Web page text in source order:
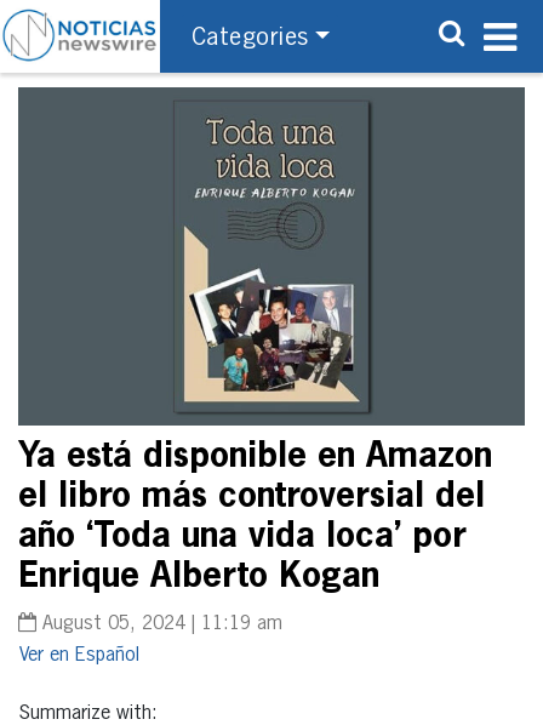
Categories
Ya está disponible en Amazon
el libro más controversial del
año ‘Toda una vida loca’ por
Enrique Alberto Kogan
August 05, 2024 | 11:19 am
Español
Summarize with: